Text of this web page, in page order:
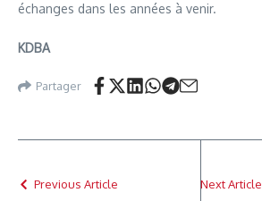
échanges dans les années à venir.
KDBA
Partager
Previous Article Next Article